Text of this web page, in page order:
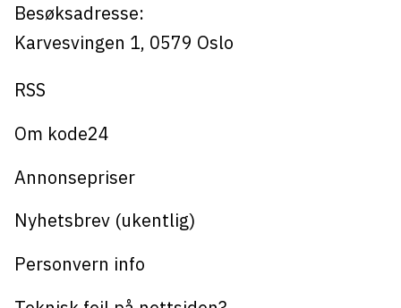
Besøksadresse:
Karvesvingen 1, 0579 Oslo
RSS
Om kode24
Annonsepriser
Nyhetsbrev (ukentlig)
Personvern info